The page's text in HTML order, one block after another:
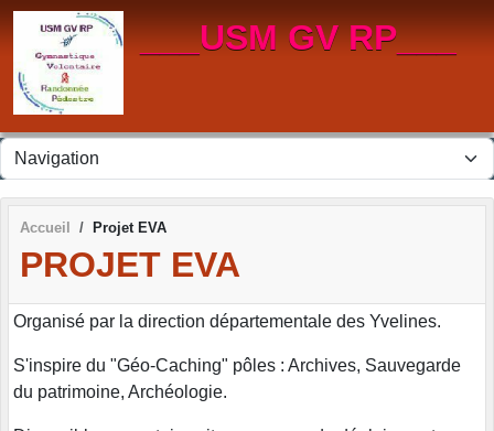
___USM GV RP___
Accueil Projet EVA
PROJET EVA
Organisé par la direction départementale des Yvelines.
S'inspire du "Géo-Caching" pôles : Archives, Sauvegarde
du patrimoine, Archéologie.
Panneau de gestion des cookies